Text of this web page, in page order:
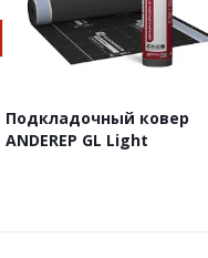
Подкладочный ковер
ANDEREP GL Light